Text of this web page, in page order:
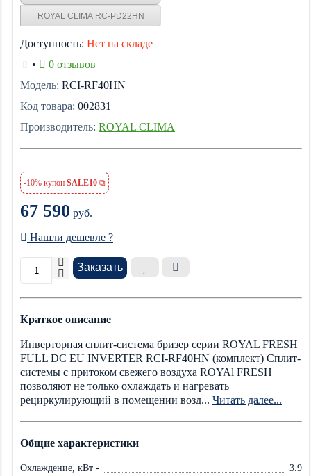
ROYAL CLIMA RC-PD22HN
Доступность: Нет на складе
•
0 отзывов
Модель: RCI-RF40HN
Код товара: 002831
Производитель: ROYAL CLIMA
-10% купон SALE10
67 590 руб.
Нашли дешевле ?
Заказать
Краткое описание
Инверторная сплит-система бризер серии ROYAL FRESH
FULL DC EU INVERTER RCI-RF40HN (комплект) Сплит-
системы с притоком свежего воздуха ROYAl FRESH
позволяют не только охлаждать и нагревать
рециркулирующий в помещении возд... Читать далее...
Общие характеристики
Охлаждение, кВт -
3.9